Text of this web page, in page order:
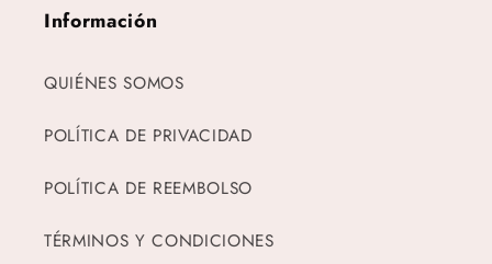
Información
QUIÉNES SOMOS
POLÍTICA DE PRIVACIDAD
POLÍTICA DE REEMBOLSO
TÉRMINOS Y CONDICIONES